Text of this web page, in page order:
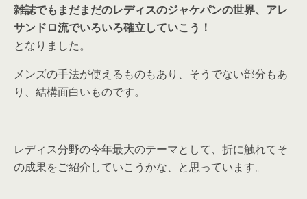
雑誌でもまだまだのレディスのジャケパンの世界、アレ
サンドロ流でいろいろ確立していこう！
となりました。
メンズの手法が使えるものもあり、そうでない部分もあ
り、結構面白いものです。
レディス分野の今年最大のテーマとして、折に触れてそ
の成果をご紹介していこうかな、と思っています。